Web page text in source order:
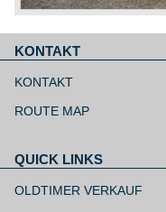
KONTAKT
überspringen
KONTAKT
ROUTE MAP
QUICK LINKS
überspringen
OLDTIMER VERKAUF